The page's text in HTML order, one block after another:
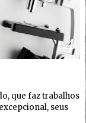
4
que faz trabalhos
seus